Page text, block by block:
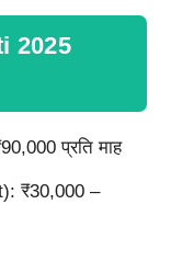
2025
प्रति माह
₹30,000 –